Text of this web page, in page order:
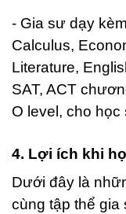
- Gia sư dạy
Calculus,
Literature,
SAT, ACT
O level, cho
4. Lợi ích khi
Dưới đây là
cùng tập thể gia